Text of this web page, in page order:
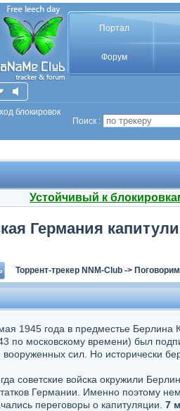
Портал
Форум
блокировок
Поиск :
Устойчивый к
Германия
Торрент-трекер NNM-Club -> Поговорим
1945 года в предместье Берлина
по московскому времени) был
вооруженных сил. Но исторически
советские войска окружили
Германии. Именно поэтому
переговоры о капитуляции. 7